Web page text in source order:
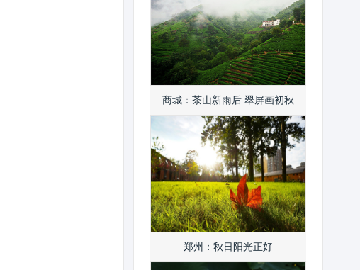
商城：茶山新雨后 翠屏画初秋
郑州：秋日阳光正好